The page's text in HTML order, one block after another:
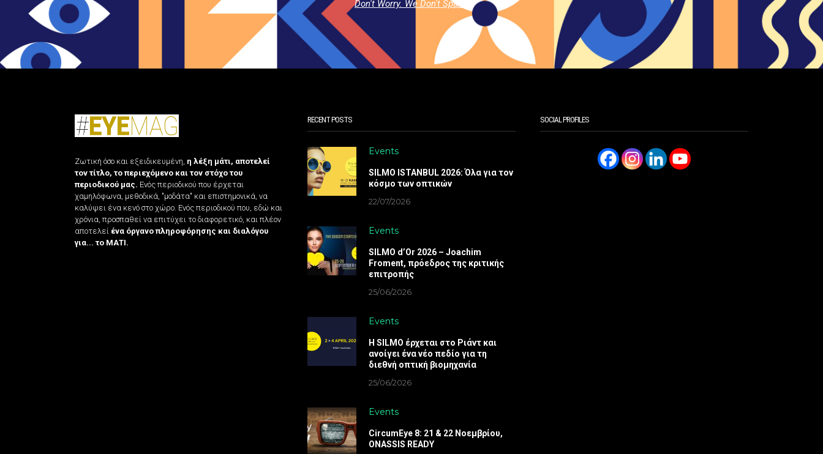
Don't Worry. We Don't Spam.
Ζωτική όσο και εξειδικευμένη, η λέξη μάτι, αποτελεί
τον τίτλο, το περιεχόμενο και τον στόχο του
περιοδικού μας. Ενός περιοδικού που έρχεται
χαμηλόφωνα, μεθοδικά, "μοδάτα" και επιστημονικά, να
καλύψει ένα κενό στο χώρο. Ενός περιοδικού που, εδώ και
χρόνια, προσπαθεί να επιτύχει το διαφορετικό, και πλέον
αποτελεί ένα όργανο πληροφόρησης και διαλόγου
για... το ΜΑΤΙ.
RECENT POSTS
Events
SILMO ISTANBUL 2026: Όλα για τον
κόσμο των οπτικών
22/07/2026
Events
SILMO d’Or 2026 – Joachim
Froment, πρόεδρος της κριτικής
επιτροπής
25/06/2026
Events
Η SILMO έρχεται στο Ριάντ και
ανοίγει ένα νέο πεδίο για τη
διεθνή οπτική βιομηχανία
25/06/2026
Events
CircumEye 8: 21 & 22 Νοεμβρίου,
ONASSIS READY
SOCIAL PROFILES